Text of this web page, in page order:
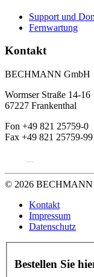
Support und
Fernwartung
Kontakt
BECHMANN GmbH
Wormser Straße 14-16
67227 Frankenthal
Fon +49 821 25759-0
Fax +49 821 25759-99
© 2026 BECHMANN
Kontakt
Impressum
Datenschutz
Bestellen Sie